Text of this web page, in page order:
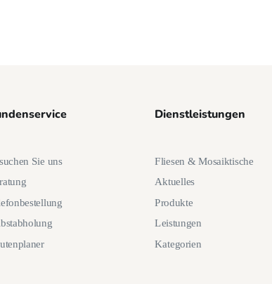
Sie uns
Dienstleistungen
Fliesen & Mosaiktische
Aktuelles
Produkte
Leistungen
Kategorien